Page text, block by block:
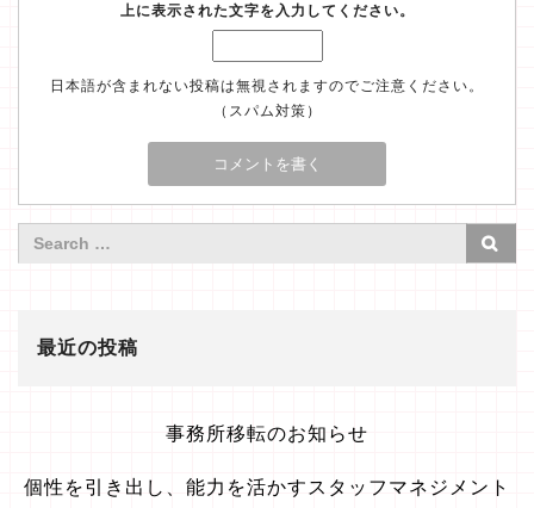
上に表示された文字を入力してください。
日本語が含まれない投稿は無視されますのでご注意ください。
（スパム対策）
最近の投稿
事務所移転のお知らせ
個性を引き出し、能力を活かすスタッフマネジメント